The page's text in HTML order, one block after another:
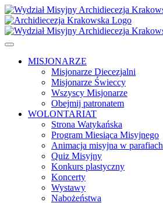
MISJONARZE
Misjonarze Diecezjalni
Misjonarze Świeccy
Wszyscy Misjonarze
Obejmij patronatem
WOLONTARIAT
Strona Watykańska
Program Miesiąca Misyjnego
Animacja misyjna w parafiach
Quiz Misyjny
Konkurs plastyczny
Koncerty
Wystawy
Nabożeństwa